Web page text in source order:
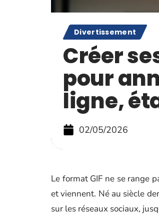
Divertissement
Créer
pour
ligne,
02/05/2026
Le format GIF ne se range
et viennent. Né au siècle
sur les réseaux sociaux,